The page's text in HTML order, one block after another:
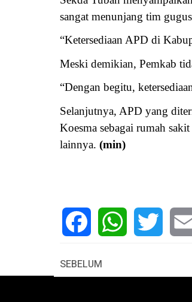
sangat menunjang tim
“Ketersediaan APD di
Meski demikian, Pemkab
“Dengan begitu,
Selanjutnya, APD yang
Koesma sebagai rumah
lainnya. (min)
SEBELUM